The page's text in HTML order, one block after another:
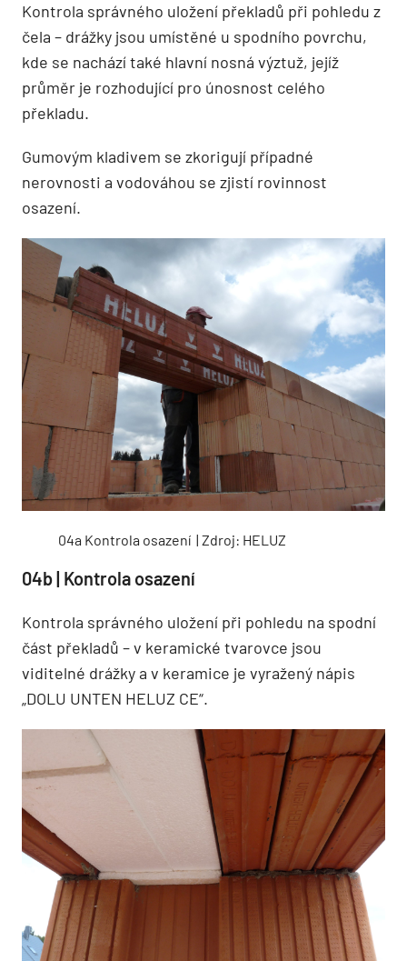
Kontrola správného uložení překladů při pohledu z
čela – drážky jsou umístěné u spodního povrchu,
kde se nachází také hlavní nosná výztuž, jejíž
průměr je rozhodující pro únosnost celého
překladu.
Gumovým kladivem se zkorigují případné
nerovnosti a vodováhou se zjistí rovinnost
osazení.
04a Kontrola osazení | Zdroj: HELUZ
04b | Kontrola osazení
Kontrola správného uložení při pohledu na spodní
část překladů – v keramické tvarovce jsou
viditelné drážky a v keramice je vyražený nápis
„DOLU UNTEN HELUZ CE“.